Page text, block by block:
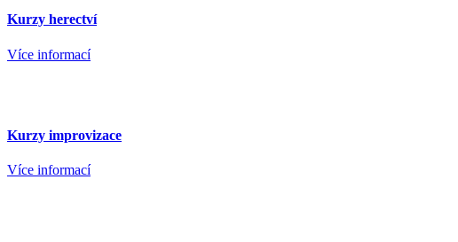
Kurzy herectví
Více informací
Kurzy improvizace
Více informací